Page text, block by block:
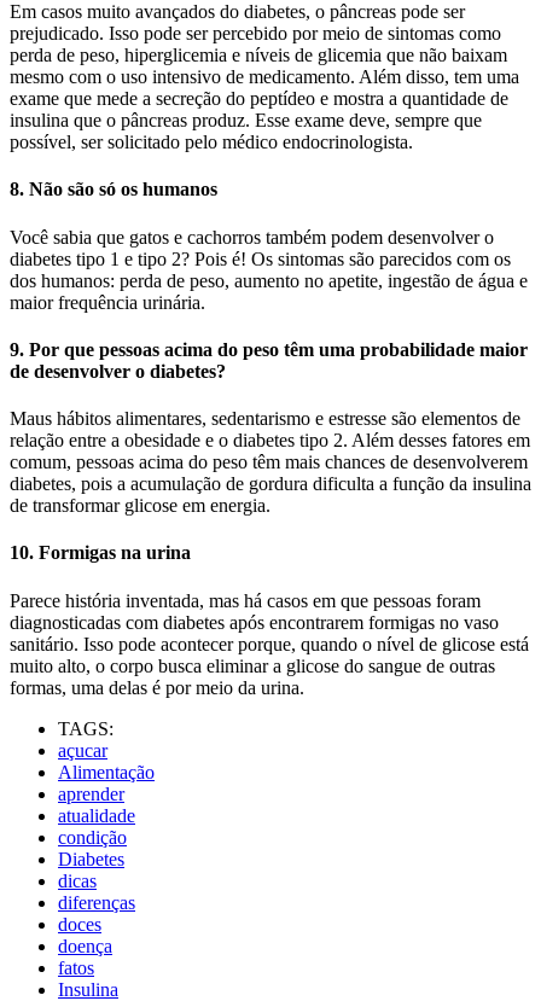
Em casos muito avançados do diabetes, o pâncreas pode ser
prejudicado. Isso pode ser percebido por meio de sintomas como
perda de peso, hiperglicemia e níveis de glicemia que não baixam
mesmo com o uso intensivo de medicamento. Além disso, tem uma
exame que mede a secreção do peptídeo e mostra a quantidade de
insulina que o pâncreas produz. Esse exame deve, sempre que
possível, ser solicitado pelo médico endocrinologista.
8. Não são só os humanos
Você sabia que gatos e cachorros também podem desenvolver o
diabetes tipo 1 e tipo 2? Pois é! Os sintomas são parecidos com os
dos humanos: perda de peso, aumento no apetite, ingestão de água e
maior frequência urinária.
9. Por que pessoas acima do peso têm uma probabilidade maior
de desenvolver o diabetes?
Maus hábitos alimentares, sedentarismo e estresse são elementos de
relação entre a obesidade e o diabetes tipo 2. Além desses fatores em
comum, pessoas acima do peso têm mais chances de desenvolverem
diabetes, pois a acumulação de gordura dificulta a função da insulina
de transformar glicose em energia.
10. Formigas na urina
Parece história inventada, mas há casos em que pessoas foram
diagnosticadas com diabetes após encontrarem formigas no vaso
sanitário. Isso pode acontecer porque, quando o nível de glicose está
muito alto, o corpo busca eliminar a glicose do sangue de outras
formas, uma delas é por meio da urina.
TAGS:
açucar
Alimentação
aprender
atualidade
condição
Diabetes
dicas
diferenças
doces
doença
fatos
Insulina